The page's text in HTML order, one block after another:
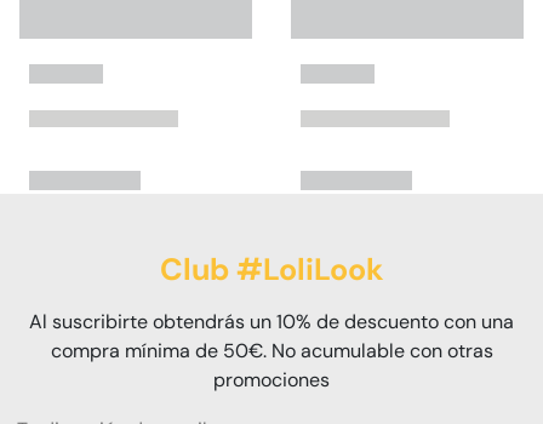
Club #LoliLook
Al suscribirte obtendrás un 10% de descuento con una
compra mínima de 50€. No acumulable con otras
promociones